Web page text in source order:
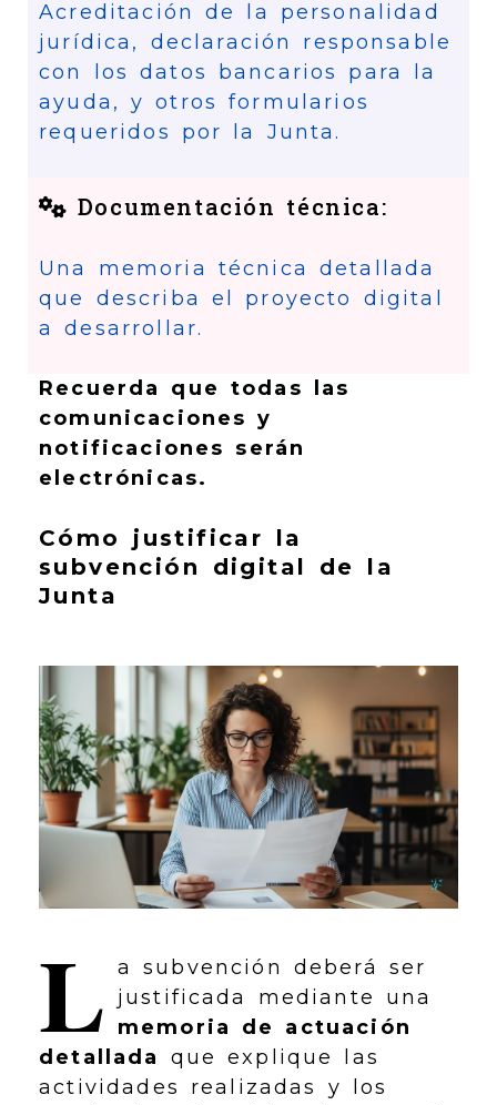
Acreditación de la personalidad
jurídica, declaración responsable
con los datos bancarios para la
ayuda, y otros formularios
requeridos por la Junta.
Documentación técnica:
Una memoria técnica detallada
que describa el proyecto digital
a desarrollar.
Recuerda que todas las
comunicaciones y
notificaciones serán
electrónicas.
Cómo justificar la
subvención digital de la
Junta
La subvención deberá ser
justificada mediante una
memoria de actuación
detallada
que explique las
actividades realizadas y los